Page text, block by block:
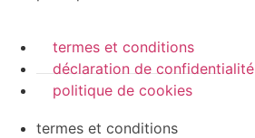
termes et conditions
déclaration de confidentialité
politique de cookies
termes et conditions